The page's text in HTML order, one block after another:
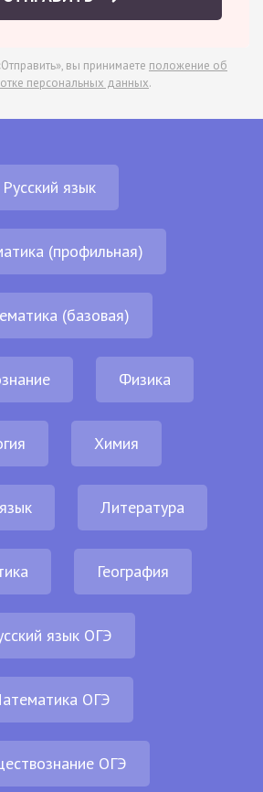
вы принимаете положение об
персональных данных.
Русский язык
(профильная)
(базовая)
Физика
Химия
Литература
География
язык ОГЭ
ОГЭ
ОГЭ